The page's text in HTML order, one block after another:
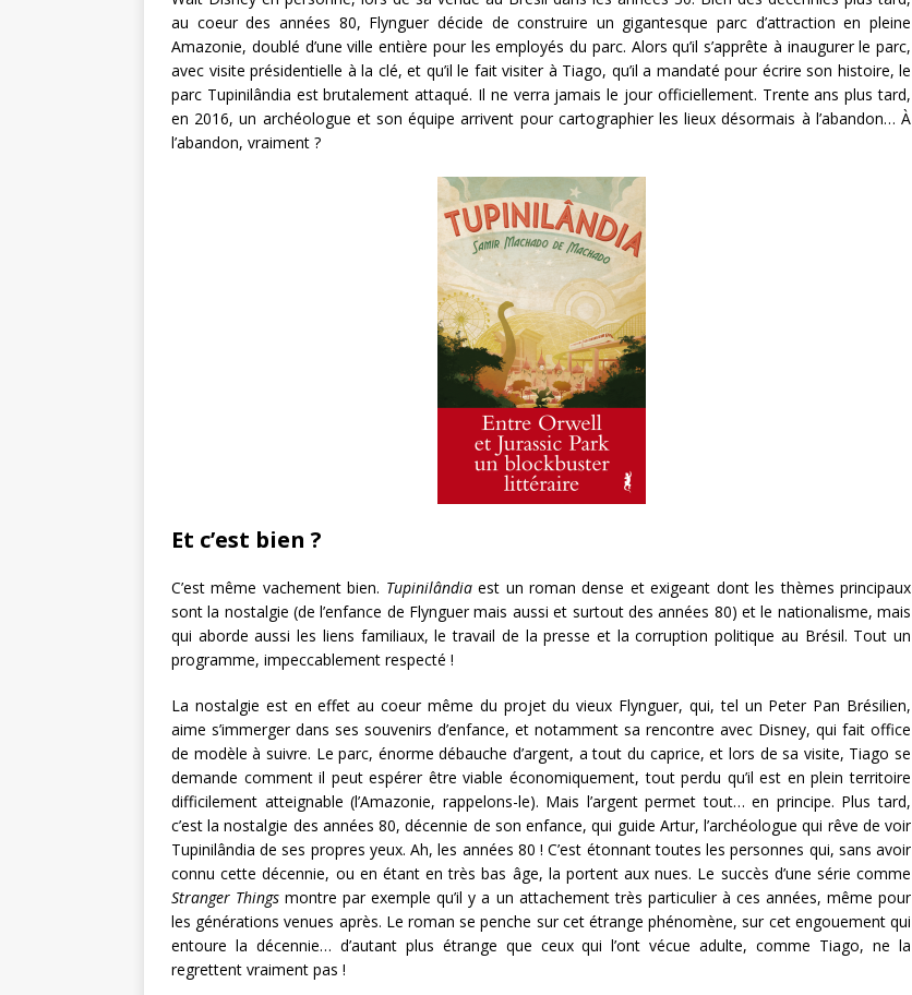
au coeur des années 80, Flynguer décide de construire un gigantesque parc d’attraction en pleine
Amazonie, doublé d’une ville entière pour les employés du parc. Alors qu’il s’apprête à inaugurer le parc,
avec visite présidentielle à la clé, et qu’il le fait visiter à Tiago, qu’il a mandaté pour écrire son histoire, le
parc Tupinilândia est brutalement attaqué. Il ne verra jamais le jour officiellement. Trente ans plus tard,
en 2016, un archéologue et son équipe arrivent pour cartographier les lieux désormais à l’abandon… À
l’abandon, vraiment ?
Et c’est bien ?
C’est même vachement bien. Tupinilândiaest un roman dense et exigeant dont les thèmes principaux
sont la nostalgie (de l’enfance de Flynguer mais aussi et surtout des années 80) et le nationalisme, mais
qui aborde aussi les liens familiaux, le travail de la presse et la corruption politique au Brésil. Tout un
programme, impeccablement respecté !
La nostalgie est en effet au coeur même du projet du vieux Flynguer, qui, tel un Peter Pan Brésilien,
aime s’immerger dans ses souvenirs d’enfance, et notamment sa rencontre avec Disney, qui fait office
de modèle à suivre. Le parc, énorme débauche d’argent, a tout du caprice, et lors de sa visite, Tiago se
demande comment il peut espérer être viable économiquement, tout perdu qu’il est en plein territoire
difficilement atteignable (l’Amazonie, rappelons-le). Mais l’argent permet tout… en principe. Plus tard,
c’est la nostalgie des années 80, décennie de son enfance, qui guide Artur, l’archéologue qui rêve de voir
Tupinilândia de ses propres yeux. Ah, les années 80 ! C’est étonnant toutes les personnes qui, sans avoir
connu cette décennie, ou en étant en très bas âge, la portent aux nues. Le succès d’une série comme
Stranger Things montre par exemple qu’il y a un attachement très particulier à ces années, même pour
les générations venues après. Le roman se penche sur cet étrange phénomène, sur cet engouement qui
entoure la décennie… d’autant plus étrange que ceux qui l’ont vécue adulte, comme Tiago, ne la
regrettent vraiment pas !